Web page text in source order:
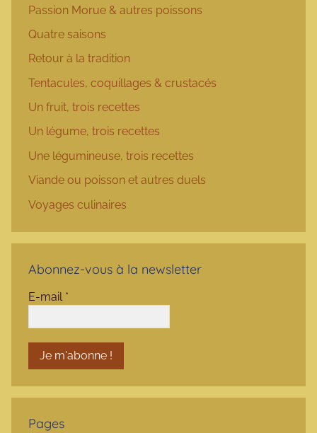
Passion Morue & autres poissons
Quatre saisons
Retour à la tradition
Tentacules, coquillages & crustacés
Un fruit, trois recettes
Un légume, trois recettes
Une légumineuse, trois recettes
Viande ou poisson et autres duels
Voyages culinaires
Abonnez-vous à la newsletter
E-mail *
Pages